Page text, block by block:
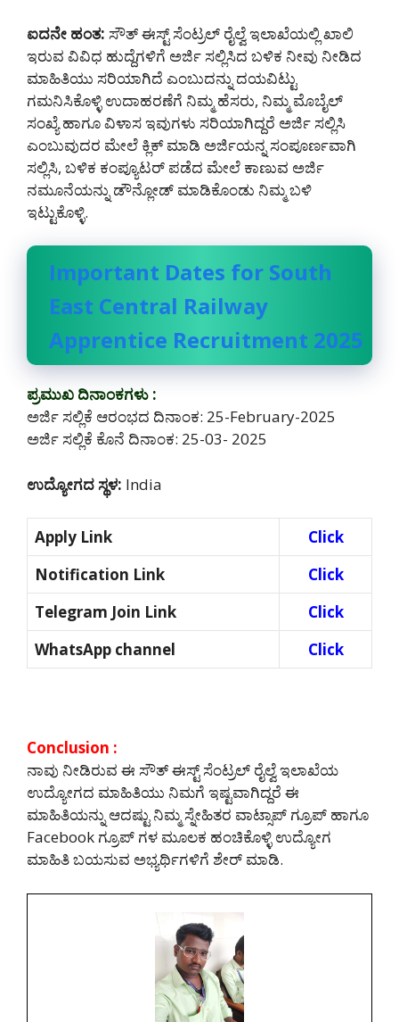
ಐದನೇ ಹಂತ: ಸೌತ್ ಈಸ್ಟ್ ಸೆಂಟ್ರಲ್ ರೈಲ್ವೆ ಇಲಾಖೆಯಲ್ಲಿ ಖಾಲಿ
ಇರುವ ವಿವಿಧ ಹುದ್ದೆಗಳಿಗೆ ಅರ್ಜಿ ಸಲ್ಲಿಸಿದ ಬಳಿಕ ನೀವು ನೀಡಿದ
ಮಾಹಿತಿಯು ಸರಿಯಾಗಿದೆ ಎಂಬುದನ್ನು ದಯವಿಟ್ಟು
ಗಮನಿಸಿಕೊಳ್ಳಿ ಉದಾಹರಣೆಗೆ ನಿಮ್ಮ ಹೆಸರು, ನಿಮ್ಮ ಮೊಬೈಲ್
ಸಂಖ್ಯೆ ಹಾಗೂ ವಿಳಾಸ ಇವುಗಳು ಸರಿಯಾಗಿದ್ದರೆ ಅರ್ಜಿ ಸಲ್ಲಿಸಿ
ಎಂಬುವುದರ ಮೇಲೆ ಕ್ಲಿಕ್ ಮಾಡಿ ಅರ್ಜಿಯನ್ನ ಸಂಪೂರ್ಣವಾಗಿ
ಸಲ್ಲಿಸಿ, ಬಳಿಕ ಕಂಪ್ಯೂಟರ್ ಪಡೆದ ಮೇಲೆ ಕಾಣುವ ಅರ್ಜಿ
ನಮೂನೆಯನ್ನು ಡೌನ್ಲೋಡ್ ಮಾಡಿಕೊಂಡು ನಿಮ್ಮ ಬಳಿ
ಇಟ್ಟುಕೊಳ್ಳಿ.
Important Dates for South
East Central Railway
Apprentice Recruitment 2025
ಪ್ರಮುಖ ದಿನಾಂಕಗಳು :
ಅರ್ಜಿ ಸಲ್ಲಿಕೆ ಆರಂಭದ ದಿನಾಂಕ: 25-February-2025
ಅರ್ಜಿ ಸಲ್ಲಿಕೆ ಕೊನೆ ದಿನಾಂಕ: 25-03- 2025
ಉದ್ಯೋಗದ ಸ್ಥಳ: India
Apply Link
Click
Notification Link
Click
Telegram Join Link
Click
WhatsApp channel
Click
Conclusion :
ನಾವು ನೀಡಿರುವ ಈ ಸೌತ್ ಈಸ್ಟ್ ಸೆಂಟ್ರಲ್ ರೈಲ್ವೆ ಇಲಾಖೆಯ
ಉದ್ಯೋಗದ ಮಾಹಿತಿಯು ನಿಮಗೆ ಇಷ್ಟವಾಗಿದ್ದರೆ ಈ
ಮಾಹಿತಿಯನ್ನು ಆದಷ್ಟು ನಿಮ್ಮ ಸ್ನೇಹಿತರ ವಾಟ್ಸಾಪ್ ಗ್ರೂಪ್ ಹಾಗೂ
Facebook ಗ್ರೂಪ್ ಗಳ ಮೂಲಕ ಹಂಚಿಕೊಳ್ಳಿ ಉದ್ಯೋಗ
ಮಾಹಿತಿ ಬಯಸುವ ಅಭ್ಯರ್ಥಿಗಳಿಗೆ ಶೇರ್ ಮಾಡಿ.